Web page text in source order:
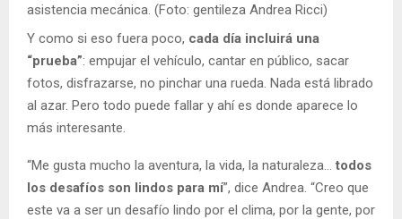
asistencia mecánica. (Foto: gentileza Andrea Ricci)
Y como si eso fuera poco, cada día incluirá una
“prueba”: empujar el vehículo, cantar en público, sacar
fotos, disfrazarse, no pinchar una rueda. Nada está librado
al azar. Pero todo puede fallar y ahí es donde aparece lo
más interesante.
“Me gusta mucho la aventura, la vida, la naturaleza… todos
los desafíos son lindos para mí”, dice Andrea. “Creo que
este va a ser un desafío lindo por el clima, por la gente, por